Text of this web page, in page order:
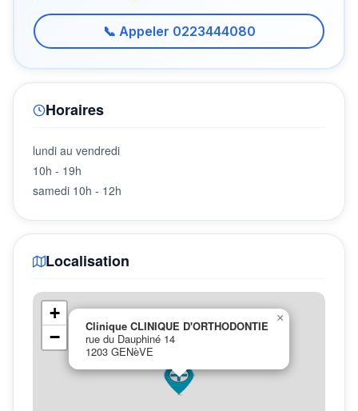
📞 Appeler 0223444080
Horaires
lundi au vendredi
10h - 19h
samedi 10h - 12h
Localisation
Clinique CLINIQUE D'ORTHODONTIE
rue du Dauphiné 14
1203 GENèVE
×
+
−